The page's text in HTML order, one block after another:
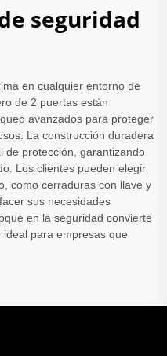
seguridad
en cualquier entorno de
de 2 puertas están
avanzados para proteger
La construcción duradera
de protección, garantizando
Los clientes pueden elegir
como cerraduras con llave y
sus necesidades
en la seguridad convierte
para empresas que